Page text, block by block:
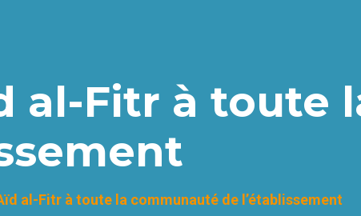
al-Fitr à toute
al-Fitr à toute la communauté de l’établissement